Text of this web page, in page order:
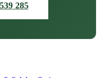
285